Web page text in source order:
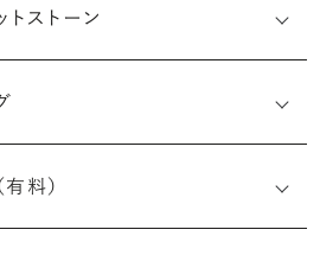
トストーン
ファベット6文字まで刻印可能
注文前だけでなく購入後の刻印も、
の刻印は、無料にて承ります（デザ
料）